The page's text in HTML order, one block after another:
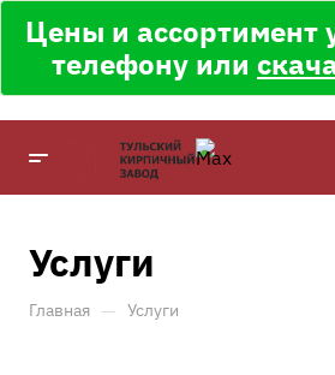
Цены и ассортимент
телефону или
Услуги
Главная — Услуги